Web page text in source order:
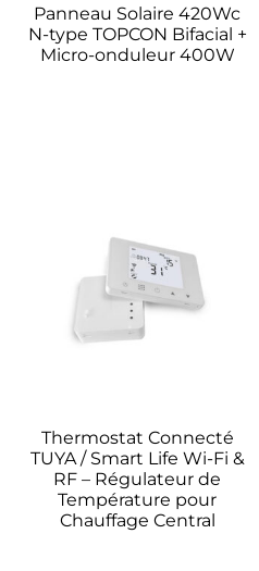
Panneau Solaire 420Wc
N-type TOPCON Bifacial +
Micro-onduleur 400W
Thermostat Connecté
TUYA / Smart Life Wi-Fi &
RF – Régulateur de
Température pour
Chauffage Central